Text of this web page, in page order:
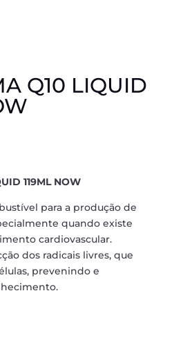
Q10 LIQUID
119ML NOW
para a produção de
quando existe
cardiovascular.
dos radicais livres, que
prevenindo e